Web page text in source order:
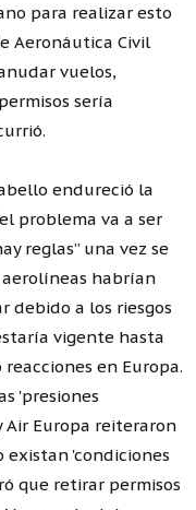
para realizar esto
Aeronáutica Civil
vuelos,
sería
endureció la
problema va a ser
reglas” una vez se
aerolíneas habrían
debido a los riesgos
vigente hasta
en Europa.
'presiones
Air Europa reiteraron
'condiciones
que retirar permisos